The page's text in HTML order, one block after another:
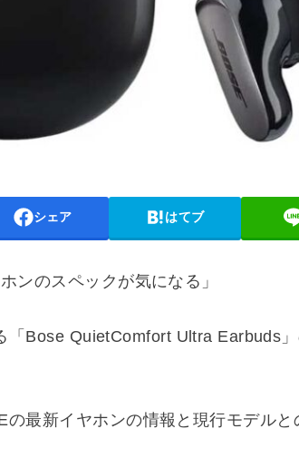
シェア はてブ
ンのスペックが気になる」
「Bose QuietComfort Ultra Earbuds
の最新イヤホンの情報と現行モデル